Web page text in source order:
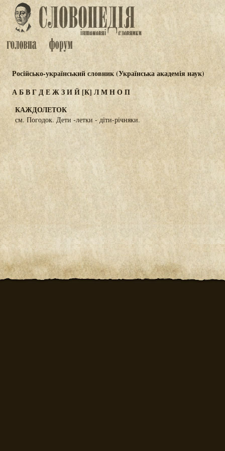
Російсько-український словник (Українська академія наук)
АБВГДЕЖЗИЙ[К]ЛМНОП
КАЖДОЛЕТОК
см. Погодок. Дети -летки - діти-річняки.